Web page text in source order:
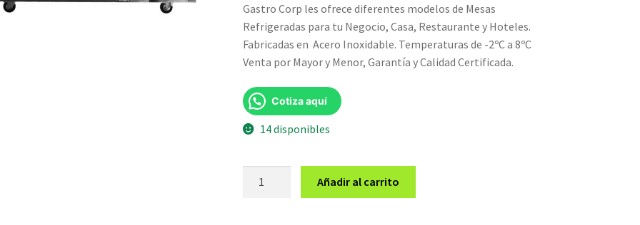
original
era:
S/6,499.00.
actual
es:
S/6,199.00.
Gastro Corp les ofrece diferentes modelos de Mesas
Refrigeradas para tu Negocio, Casa, Restaurante y Hoteles.
Fabricadas en Acero Inoxidable. Temperaturas de -2ºC a 8ºC
Venta por Mayor y Menor, Garantía y Calidad Certificada.
Cotiza aquí
14 disponibles
Añadir al carrito